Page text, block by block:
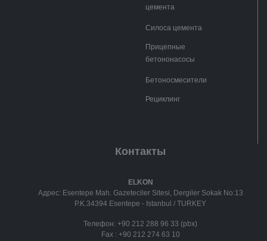
цемента
Силоса цемента
Прицепные
бетононасосы
Бетоносмесители
Рециклинг
Контакты
ELKON
Адрес: Esentepe Mah. Gazeteciler Sitesi, Dergiler Sokak No:13
P.K.34394 Esentepe - Istanbul / TURKEY
Телефон: +90 212 288 96 33 (pbx)
Fax : +90 212 274 63 10